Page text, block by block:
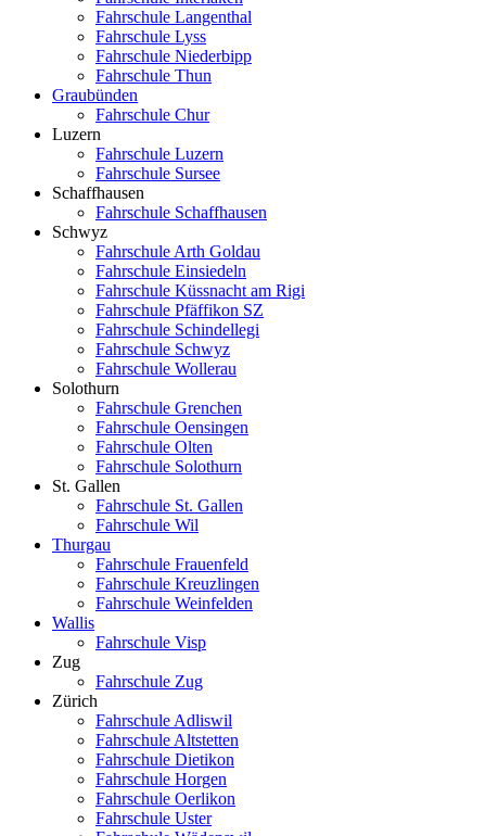
Fahrschule Langenthal
Fahrschule Lyss
Fahrschule Niederbipp
Fahrschule Thun
Graubünden
Fahrschule Chur
Luzern
Fahrschule Luzern
Fahrschule Sursee
Schaffhausen
Fahrschule Schaffhausen
Schwyz
Fahrschule Arth Goldau
Fahrschule Einsiedeln
Fahrschule Küssnacht am Rigi
Fahrschule Pfäffikon SZ
Fahrschule Schindellegi
Fahrschule Schwyz
Fahrschule Wollerau
Solothurn
Fahrschule Grenchen
Fahrschule Oensingen
Fahrschule Olten
Fahrschule Solothurn
St. Gallen
Fahrschule St. Gallen
Fahrschule Wil
Thurgau
Fahrschule Frauenfeld
Fahrschule Kreuzlingen
Fahrschule Weinfelden
Wallis
Fahrschule Visp
Zug
Fahrschule Zug
Zürich
Fahrschule Adliswil
Fahrschule Altstetten
Fahrschule Dietikon
Fahrschule Horgen
Fahrschule Oerlikon
Fahrschule Uster